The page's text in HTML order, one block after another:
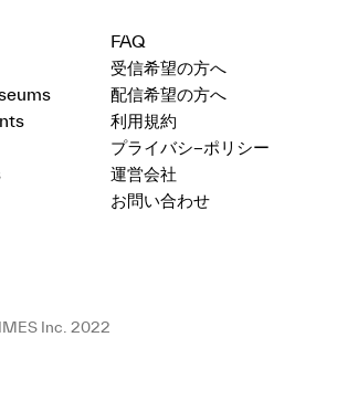
FAQ
受信希望の方へ
配信希望の方へ
利用規約
プライバシ−ポリシー
運営会社
お問い合わせ
Inc. 2022